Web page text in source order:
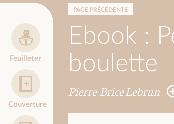
PAGE PRÉCÉDENTE
Ebook :
boulette
Pierre-Brice Lebrun
Feuilleter
Couverture